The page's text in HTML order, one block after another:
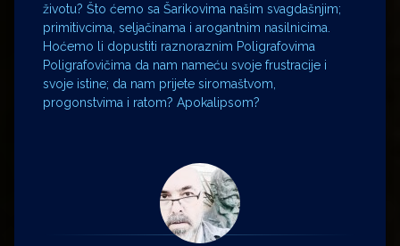
životu? Što ćemo sa Šarikovima našim svagdašnjim;
primitivcima, seljačinama i arogantnim nasilnicima.
Hoćemo li dopustiti raznoraznim Poligrafovima
Poligrafovičima da nam nameću svoje frustracije i
svoje istine; da nam prijete siromaštvom,
progonstvima i ratom? Apokalipsom?